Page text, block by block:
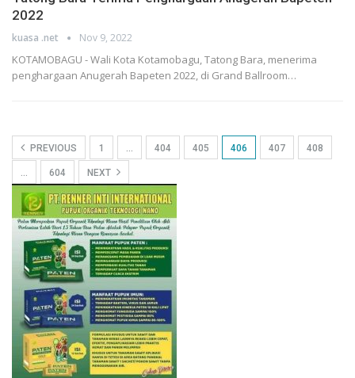
2022
kuasa .net Nov 9, 2022
KOTAMOBAGU - Wali Kota Kotamobagu, Tatong Bara, menerima
penghargaan Anugerah Bapeten 2022, di Grand Ballroom…
PREVIOUS 1 … 404 405 406 407 408
… 604 NEXT